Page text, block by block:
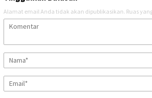
Alamat email Anda tidak akan dipublikasikan. Ruas